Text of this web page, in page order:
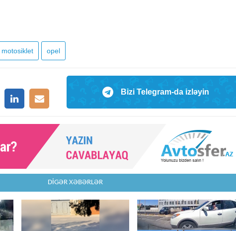
motosiklet opel
Bizi Telegram-da izləyin
DİGƏR XƏBƏRLƏR